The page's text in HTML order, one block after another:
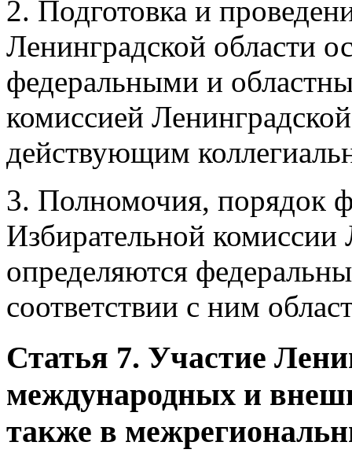
2. Подготовка и
Ленинградской области
федеральными и
комиссией
действующим
3. Полномочия, порядок
Избирательной комиссии
определяются
соответствии с ним
Статья 7. Участие
международных и
также в